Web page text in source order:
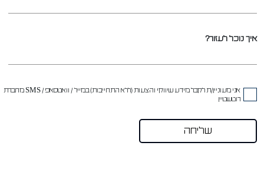
איך נוכל לעזור?
אני מעוניין/ת לקבל מידע שיווקי והצעות (ללא התחייבות) במייל / וואטסאפ / SMS מחברת
רוטשטיין